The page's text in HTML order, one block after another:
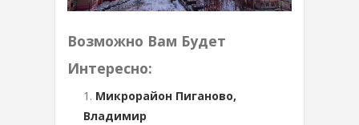
Возможно Вам Будет
Интересно:
Микрорайон Пиганово,
Владимир